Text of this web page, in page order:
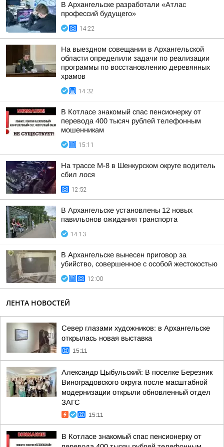
В Архангельске разработали «Атлас
профессий будущего»
14:22
На выездном совещании в Архангельской
области определили задачи по реализации
программы по восстановлению деревянных
храмов
14:32
В Котласе знакомый спас пенсионерку от
перевода 400 тысяч рублей телефонным
мошенникам
15:11
На трассе М-8 в Шенкурском округе водитель
сбил лося
12:52
В Архангельске установлены 12 новых
павильонов ожидания транспорта
14:13
В Архангельске вынесен приговор за
убийство, совершенное с особой жестокостью
12:00
ЛЕНТА НОВОСТЕЙ
Север глазами художников: в Архангельске
открылась новая выставка
15:11
Александр Цыбульский: В поселке Березник
Виноградовского округа после масштабной
модернизации открыли обновленный отдел
ЗАГС
15:11
В Котласе знакомый спас пенсионерку от